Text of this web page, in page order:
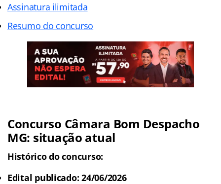
Assinatura ilimitada
Resumo do concurso
Concurso Câmara Bom Despacho
MG: situação atual
Histórico do concurso:
Edital publicado: 24/06/2026